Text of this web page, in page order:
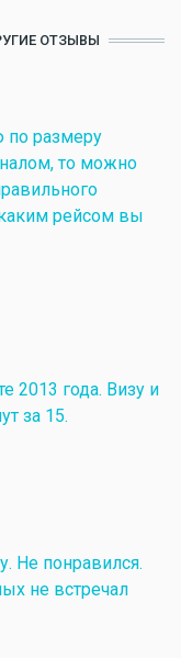
ОТЗЫВЫ
по размеру
то можно
рейсом вы
2013 года. Визу и
за 15.
Не понравился.
не встречал